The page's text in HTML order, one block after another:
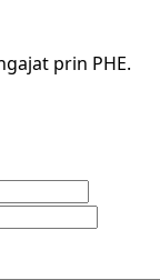
prin PHE.